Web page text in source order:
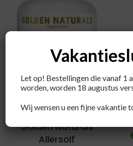
Golden Naturals
Allersolf
Let op! Bestellingen die vanaf 1
worden, worden 18 augustus
Wij wensen u een fijne vakantie